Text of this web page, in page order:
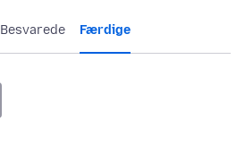
Besvarede Færdige